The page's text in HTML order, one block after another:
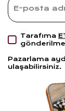
Tarafıma
Pazarlama
ulaşabilirsiniz.